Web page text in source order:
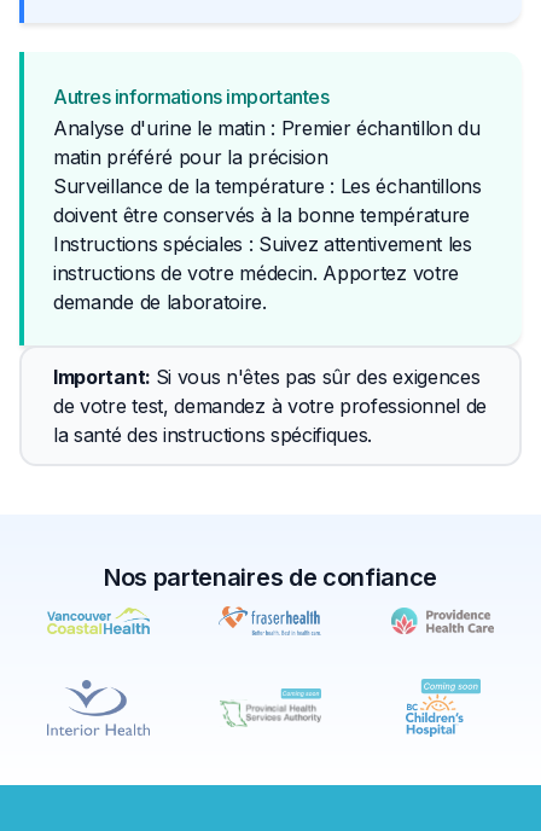
Autres informations importantes
Analyse d'urine le matin : Premier échantillon du
matin préféré pour la précision
Surveillance de la température : Les échantillons
doivent être conservés à la bonne température
Instructions spéciales : Suivez attentivement les
instructions de votre médecin. Apportez votre
demande de laboratoire.
Important: Si vous n'êtes pas sûr des exigences
de votre test, demandez à votre professionnel de
la santé des instructions spécifiques.
Nos partenaires de confiance
✕
Réserver Trouver un laboratoire près de moi